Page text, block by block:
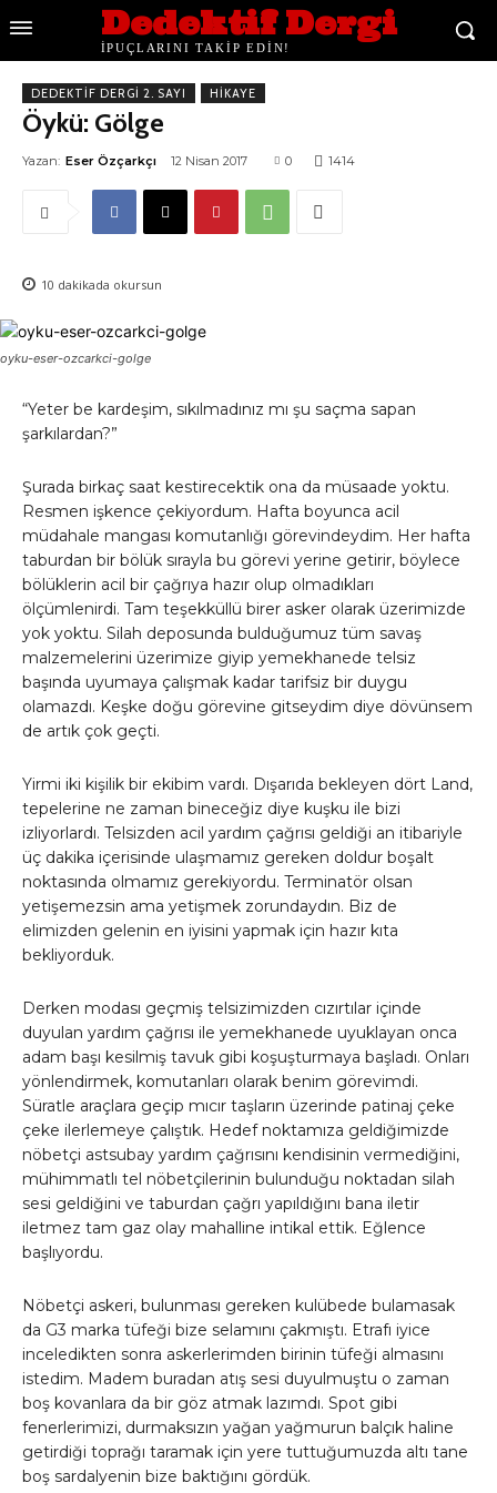
Dedektif Dergi
İPUÇLARINI TAKİP EDİN!
DEDEKTIF DERGI 2. SAYI HIKAYE
Öykü: Gölge
Yazan: Eser Özçarkçı 12 Nisan 2017 0 1414
10 dakikada okursun
oyku-eser-ozcarkci-golge
“Yeter be kardeşim, sıkılmadınız mı şu saçma sapan
şarkılardan?”
Şurada birkaç saat kestirecektik ona da müsaade yoktu.
Resmen işkence çekiyordum. Hafta boyunca acil
müdahale mangası komutanlığı görevindeydim. Her hafta
taburdan bir bölük sırayla bu görevi yerine getirir, böylece
bölüklerin acil bir çağrıya hazır olup olmadıkları
ölçümlenirdi. Tam teşekküllü birer asker olarak üzerimizde
yok yoktu. Silah deposunda bulduğumuz tüm savaş
malzemelerini üzerimize giyip yemekhanede telsiz
başında uyumaya çalışmak kadar tarifsiz bir duygu
olamazdı. Keşke doğu görevine gitseydim diye dövünsem
de artık çok geçti.
Yirmi iki kişilik bir ekibim vardı. Dışarıda bekleyen dört Land,
tepelerine ne zaman bineceğiz diye kuşku ile bizi
izliyorlardı. Telsizden acil yardım çağrısı geldiği an itibariyle
üç dakika içerisinde ulaşmamız gereken doldur boşalt
noktasında olmamız gerekiyordu. Terminatör olsan
yetişemezsin ama yetişmek zorundaydın. Biz de
elimizden gelenin en iyisini yapmak için hazır kıta
bekliyorduk.
Derken modası geçmiş telsizimizden cızırtılar içinde
duyulan yardım çağrısı ile yemekhanede uyuklayan onca
adam başı kesilmiş tavuk gibi koşuşturmaya başladı. Onları
yönlendirmek, komutanları olarak benim görevimdi.
Süratle araçlara geçip mıcır taşların üzerinde patinaj çeke
çeke ilerlemeye çalıştık. Hedef noktamıza geldiğimizde
nöbetçi astsubay yardım çağrısını kendisinin vermediğini,
mühimmatlı tel nöbetçilerinin bulunduğu noktadan silah
sesi geldiğini ve taburdan çağrı yapıldığını bana iletir
iletmez tam gaz olay mahalline intikal ettik. Eğlence
başlıyordu.
Nöbetçi askeri, bulunması gereken kulübede bulamasak
da G3 marka tüfeği bize selamını çakmıştı. Etrafı iyice
inceledikten sonra askerlerimden birinin tüfeği almasını
istedim. Madem buradan atış sesi duyulmuştu o zaman
boş kovanlara da bir göz atmak lazımdı. Spot gibi
fenerlerimizi, durmaksızın yağan yağmurun balçık haline
getirdiği toprağı taramak için yere tuttuğumuzda altı tane
boş sardalyenin bize baktığını gördük.